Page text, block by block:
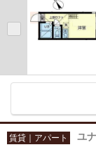
賃貸｜アパート ユ